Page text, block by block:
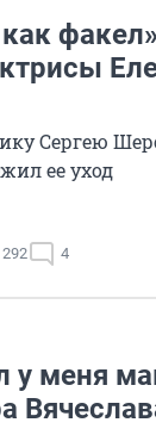
как
Сергею
ее уход
292 4
у меня